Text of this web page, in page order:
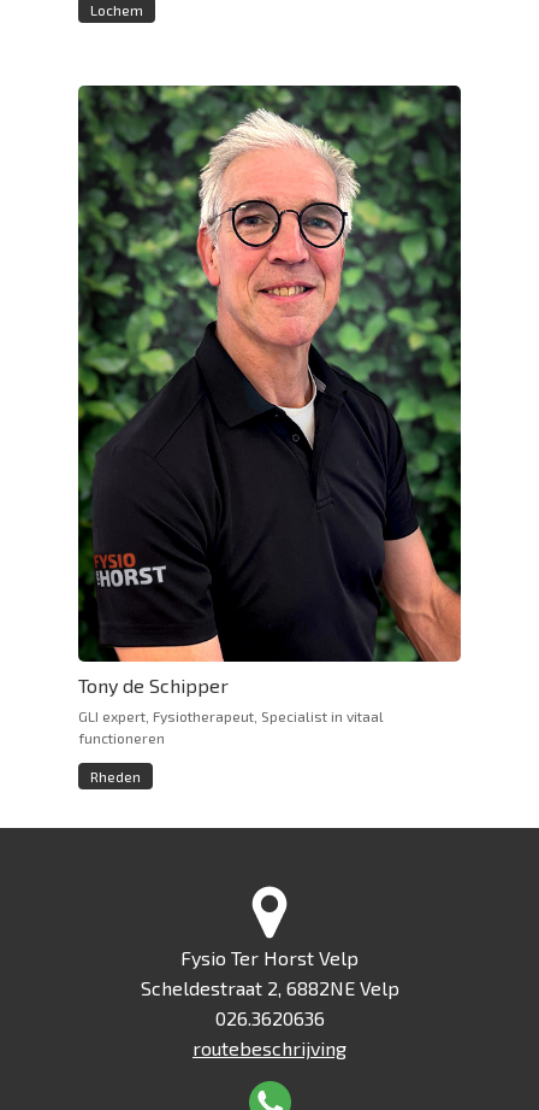
Lochem
Tony de Schipper
GLI expert, Fysiotherapeut, Specialist in vitaal
functioneren
Rheden
Fysio Ter Horst Velp
Scheldestraat 2, 6882NE Velp
026.3620636
routebeschrijving